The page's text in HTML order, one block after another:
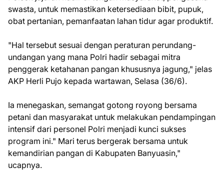
swasta, untuk memastikan ketersediaan bibit, pupuk,
obat pertanian, pemanfaatan lahan tidur agar produktif.
"Hal tersebut sesuai dengan peraturan perundang-
undangan yang mana Polri hadir sebagai mitra
penggerak ketahanan pangan khususnya jagung," jelas
AKP Herli Pujo kepada wartawan, Selasa (36/6).
Ia menegaskan, semangat gotong royong bersama
petani dan masyarakat untuk melakukan pendampingan
intensif dari personel Polri menjadi kunci sukses
program ini." Mari terus bergerak bersama untuk
kemandirian pangan di Kabupaten Banyuasin,"
ucapnya.